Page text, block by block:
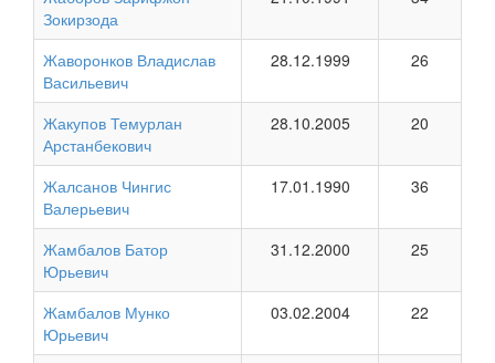
Зокирзода
Жаворонков Владислав
Васильевич
28.12.1999 26
Жакупов Темурлан
Арстанбекович
28.10.2005 20
Жалсанов Чингис
Валерьевич
17.01.1990 36
Жамбалов Батор
Юрьевич
31.12.2000 25
Жамбалов Мунко
Юрьевич
03.02.2004 22